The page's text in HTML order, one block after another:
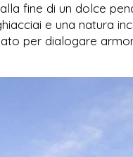
alla fine di un dolce
e una natura
per dialogare